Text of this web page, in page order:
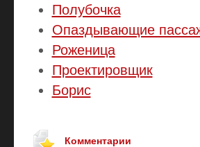
Полубочка
Опаздывающие
Роженица
Проектировщик
Борис
Комментарии